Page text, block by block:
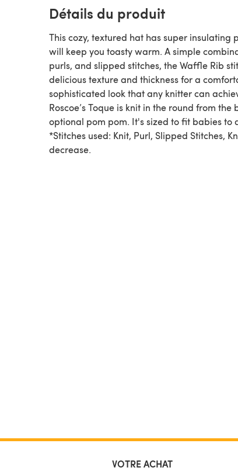
Détails du produit
This cozy, textured hat has super insulating
will keep you toasty warm. A simple
purls, and slipped stitches, the Waffle Rib
delicious texture and thickness for a
sophisticated look that any knitter can
Roscoe’s Toque is knit in the round from the
optional pom pom. It's sized to fit babies to
*Stitches used: Knit, Purl, Slipped Stitches,
decrease.
VOTRE ACHAT